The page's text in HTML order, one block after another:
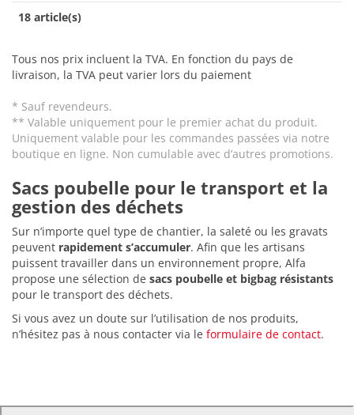
18 article(s)
Tous nos prix incluent la TVA. En fonction du pays de
livraison, la TVA peut varier lors du paiement
* Sauf revendeurs.
** Valable uniquement pour le premier achat du produit.
Uniquement valable pour les commandes passées via notre
boutique en ligne. Non cumulable avec d’autres promotions.
Sacs poubelle pour le transport et la
gestion des déchets
Sur n’importe quel type de chantier, la saleté ou les gravats
peuvent rapidement s’accumuler. Afin que les artisans
puissent travailler dans un environnement propre, Alfa
propose une sélection de sacs poubelle et bigbag résistants
pour le transport des déchets.
Si vous avez un doute sur l’utilisation de nos produits,
n’hésitez pas à nous contacter via le formulaire de contact.